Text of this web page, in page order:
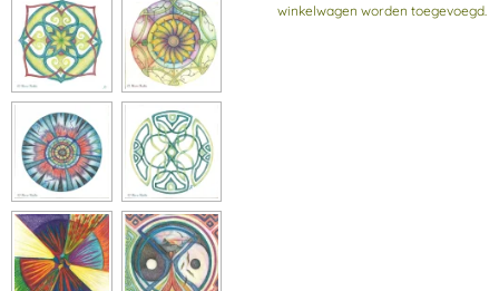
winkelwagen worden toegevoegd.